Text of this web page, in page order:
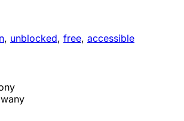
, unblocked, free, accessible